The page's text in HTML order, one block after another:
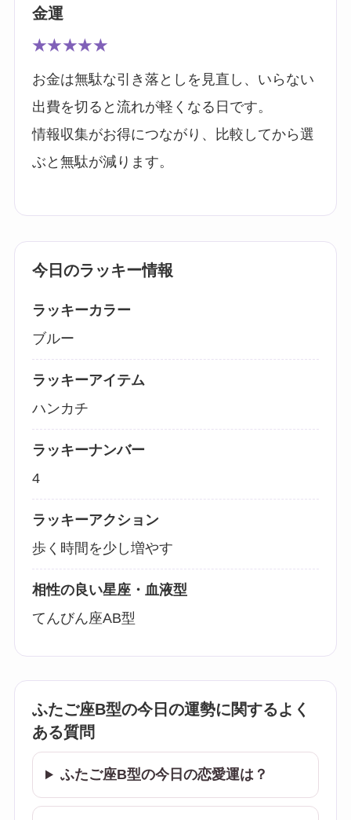
金運
★★★★★
お金は無駄な引き落としを見直し、いらない
出費を切ると流れが軽くなる日です。
情報収集がお得につながり、比較してから選
ぶと無駄が減ります。
今日のラッキー情報
ラッキーカラー
ブルー
ラッキーアイテム
ハンカチ
ラッキーナンバー
4
ラッキーアクション
歩く時間を少し増やす
相性の良い星座・血液型
てんびん座AB型
ふたご座B型の今日の運勢に関するよく
ある質問
ふたご座B型の今日の恋愛運は？